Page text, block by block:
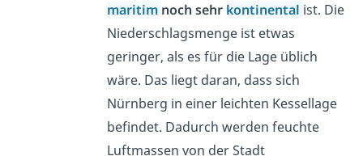
maritim noch sehr kontinental ist. Die
Niederschlagsmenge ist etwas
geringer, als es für die Lage üblich
wäre. Das liegt daran, dass sich
Nürnberg in einer leichten Kessellage
befindet. Dadurch werden feuchte
Luftmassen von der Stadt